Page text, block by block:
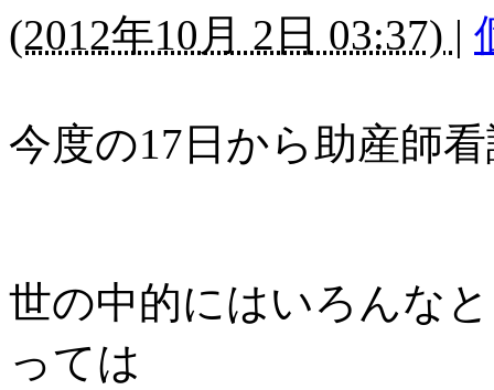
(2012年10月 2日 03:37) |
今度の17日から助産師
世の中的にはいろんな
っては